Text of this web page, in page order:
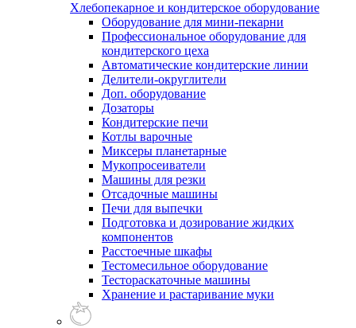
Хлебопекарное и кондитерское оборудование
Оборудование для мини-пекарни
Профессиональное оборудование для
кондитерского цеха
Автоматические кондитерские линии
Делители-округлители
Доп. оборудование
Дозаторы
Кондитерские печи
Котлы варочные
Миксеры планетарные
Мукопросеиватели
Машины для резки
Отсадочные машины
Печи для выпечки
Подготовка и дозирование жидких
компонентов
Расстоечные шкафы
Тестомесильное оборудование
Тестораскаточные машины
Хранение и растаривание муки